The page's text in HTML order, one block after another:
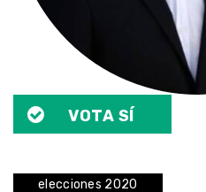
VOTA SÍ
elecciones 2020